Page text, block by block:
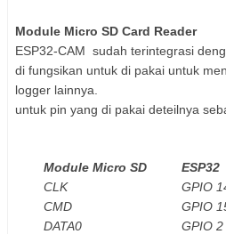
Module Micro SD Card Reader
ESP32-CAM sudah terintegrasi
di fungsikan untuk di pakai untuk
logger lainnya.
untuk pin yang di pakai deteilnya
Module Micro SD
ESP32
CLK
GPIO
CMD
GPIO
DATA0
GPIO 2